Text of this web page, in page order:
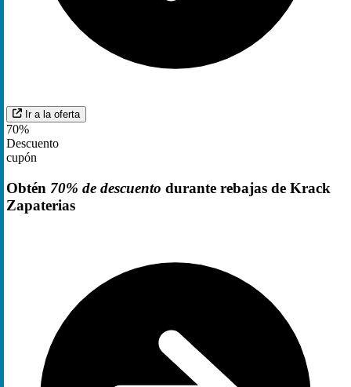
Ir a la oferta
70%
Descuento
cupón
Obtén 70% de descuento durante rebajas de Krack
Zapaterias